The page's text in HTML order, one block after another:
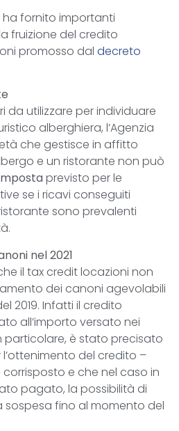
ha fornito importanti
fruizione del credito
promosso daldecreto
da utilizzare per individuare
alberghiera, l’Agenzia
che gestisce in affitto
e un ristorante non può
previsto per le
se i ricavi conseguiti
sono prevalenti
nel 2021
il tax credit locazioni non
dei canoni agevolabili
2019. Infatti il credito
all’importo versato nei
particolare, è stato precisato
del credito –
e che nel caso in
pagato, la possibilità di
sospesa fino al momento del